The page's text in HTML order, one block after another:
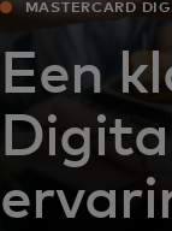
MASTERCARD
Een